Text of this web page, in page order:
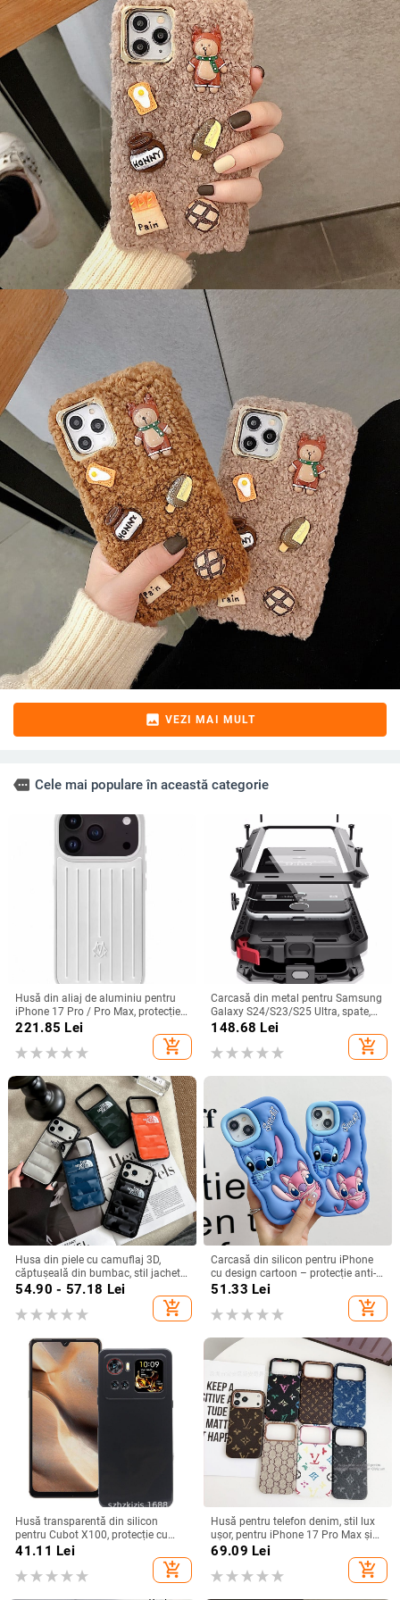
image VEZI MAI MULT
more Cele mai populare în această categorie
Husă din aliaj de aluminiu pentru
iPhone 17 Pro / Pro Max, protecție
anti-cădere, închidere magnetică,
turnare prin injecție, posibilitate de
personalizare
221.85 Lei
add_shopping_cart
Carcasă din metal pentru Samsung
Galaxy S24/S23/S25 Ultra, spate,
prelucrată, personalizabilă, disipare
căldură, anti-cadere, anti-amprentă
148.68 Lei
add_shopping_cart
Husa din piele cu camuflaj 3D,
căptușeală din bumbac, stil jachetă
de iarnă, compatibilă cu iPhone
54.90 - 57.18 Lei
add_shopping_cart
Carcasă din silicon pentru iPhone
cu design cartoon – protecție anti-
cădere, finisaj mat, compatibilă cu
(Pro/Max)
51.33 Lei
add_shopping_cart
Husă transparentă din silicon
pentru Cubot X100, protecție cu
acoperire totală
41.11 Lei
add_shopping_cart
Husă pentru telefon denim, stil lux
ușor, pentru iPhone 17 Pro Max și
iPhone 16, cu acoperire totală
69.09 Lei
add_shopping_cart